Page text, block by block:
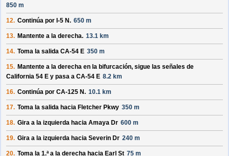
850 m
12. Continúa por I-5 N. 650 m
13. Mantente a la derecha. 13.1 km
14. Toma la salida CA-54 E 350 m
15. Mantente a la derecha en la bifurcación, sigue las señales de
California 54 E y pasa a CA-54 E 8.2 km
16. Continúa por CA-125 N. 10.1 km
17. Toma la salida hacia Fletcher Pkwy 350 m
18. Gira a la izquierda hacia Amaya Dr 600 m
19. Gira a la izquierda hacia Severin Dr 240 m
20. Toma la 1.ª a la derecha hacia Earl St 75 m